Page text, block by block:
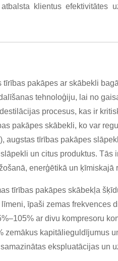
klientus efektivitātes
tīrības pakāpes ar skābekli
tehnoloģiju, lai no
procesus, kas ir
pakāpes skābekli, ko var
augstas tīrības pakāpes
un citus produktus.
enerģētikā un ķīmiskajā
tīrības pakāpes skābekļa
īpaši zemas frekvences
ar divu kompresoru
zemākus kapitālieguldījumus
ekspluatācijas un